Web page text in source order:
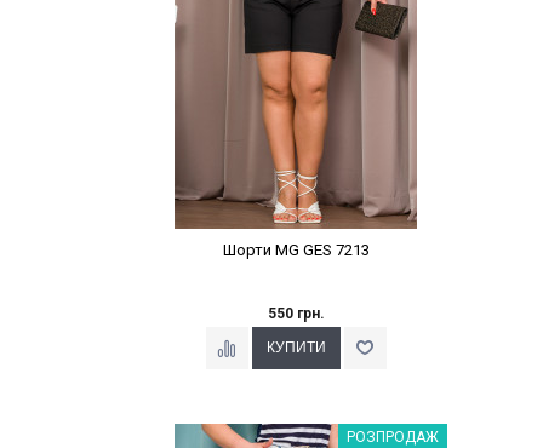
Шорти MG GES 7213
550 грн.
Наклейки Варіант з %РОЗПРОДАЖ